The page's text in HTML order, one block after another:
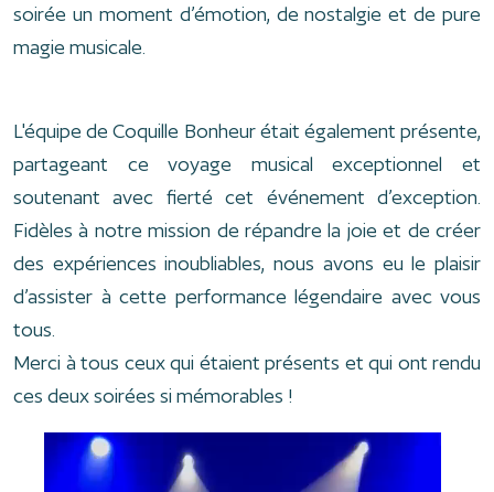
soirée un moment d’émotion, de nostalgie et de pure
magie musicale.
L'équipe de Coquille Bonheur était également présente,
partageant ce voyage musical exceptionnel et
soutenant avec fierté cet événement d’exception.
Fidèles à notre mission de répandre la joie et de créer
des expériences inoubliables, nous avons eu le plaisir
d’assister à cette performance légendaire avec vous
tous.
Merci à tous ceux qui étaient présents et qui ont rendu
ces deux soirées si mémorables !